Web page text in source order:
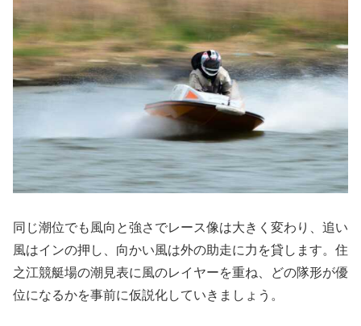
同じ潮位でも風向と強さでレース像は大きく変わり、追い
風はインの押し、向かい風は外の助走に力を貸します。住
之江競艇場の潮見表に風のレイヤーを重ね、どの隊形が優
位になるかを事前に仮説化していきましょう。